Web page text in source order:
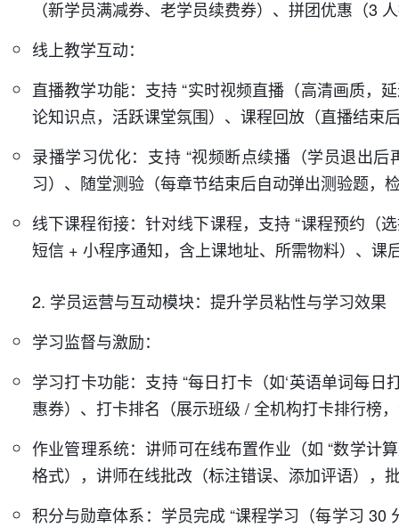
（新学员满减券、老学员续费券）、拼团优惠（3
线上教学互动：
直播教学功能：支持 “实时视频直播（高清画质，
论知识点，活跃课堂氛围）、课程回放（直播结束
录播学习优化：支持 “视频断点续播（学员退出
习）、随堂测验（每章节结束后自动弹出测验题，
线下课程衔接：针对线下课程，支持 “课程预约（
短信 + 小程序通知，含上课地址、所需物料）、课
2. 学员运营与互动模块：提升学员粘性与学习效果
学习监督与激励：
学习打卡功能：支持 “每日打卡（如‘英语单词每
惠券）、打卡排名（展示班级 / 全机构打卡排行榜
作业管理系统：讲师可在线布置作业（如 “数学计
格式），讲师在线批改（标注错误、添加评语）
积分与勋章体系：学员完成 “课程学习（每学习